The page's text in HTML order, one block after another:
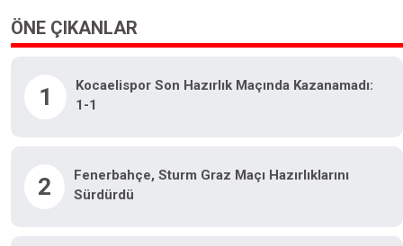
ÖNE ÇIKANLAR
1
Kocaelispor Son Hazırlık Maçında Kazanamadı:
1-1
2
Fenerbahçe, Sturm Graz Maçı Hazırlıklarını
Sürdürdü